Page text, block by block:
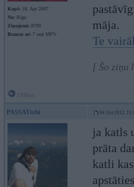
Kopš: 18. Apr 2007
No: Rīga
Ziņojumi: 8700
Braucu ar: 7 seat MPV
māja.
Te
[ Šo ziņu
PASSATizhi 04. Oct 2012,
ja katls
prāta
katli